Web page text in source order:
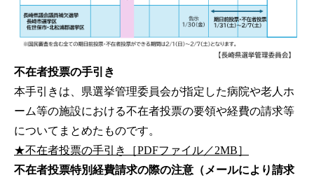
不在者投票の手引き
本手引きは、県選挙管理委員会が指定した病院や老人ホ
ーム等の施設における不在者投票の要領や経費の請求等
についてまとめたものです。
★不在者投票の手引き［PDFファイル／2MB］
不在者投票特別経費請求の際の注意（メールにより請求